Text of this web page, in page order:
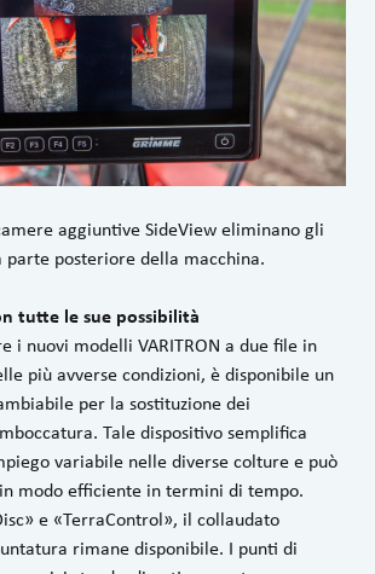
aggiuntive SideView eliminano gli
posteriore della macchina.
tutte le sue possibilità
i nuovi modelli VARITRON a due file in
più avverse condizioni, è disponibile un
per la sostituzione dei
Tale dispositivo semplifica
variabile nelle diverse colture e può
modo efficiente in termini di tempo.
e «TerraControl», il collaudato
rimane disponibile. I punti di